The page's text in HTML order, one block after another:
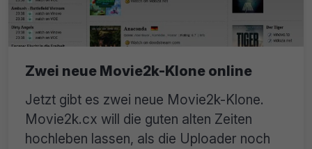
Zwei neue Movie2k-Klone online
Jetzt gibt es zwei neue Movie2k-Klone.
Movie2k.cx will die guten alten Zeiten
hochleben lassen, als die Uploader noch